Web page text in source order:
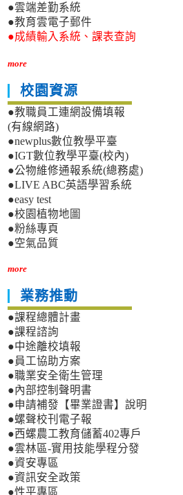
●雲端差勤系統
●教育雲電子郵件
●成績輸入系統、課表查詢
more
校園資源
●教職員工連網設備填報
(有線網路)
●newplus數位教學平臺
●IGT數位教學平臺(校內)
●公物維修通報系統(總務處)
●LIVE ABC英語學習系統
●easy test
●校園植物地圖
●粉絲專頁
●空氣品質
more
業務推動
●課程總體計畫
●課程諮詢
●中途離校填報
●員工協助方案
●職業安全衛生管理
●內部控制聲明書
●申請補發【畢業證書】說明
●螺聲校刊電子報
●西螺農工教育儲蓄402專戶
●雲林區-實用技能學程分發
●資安專區
●資訊安全政策
●性平專區